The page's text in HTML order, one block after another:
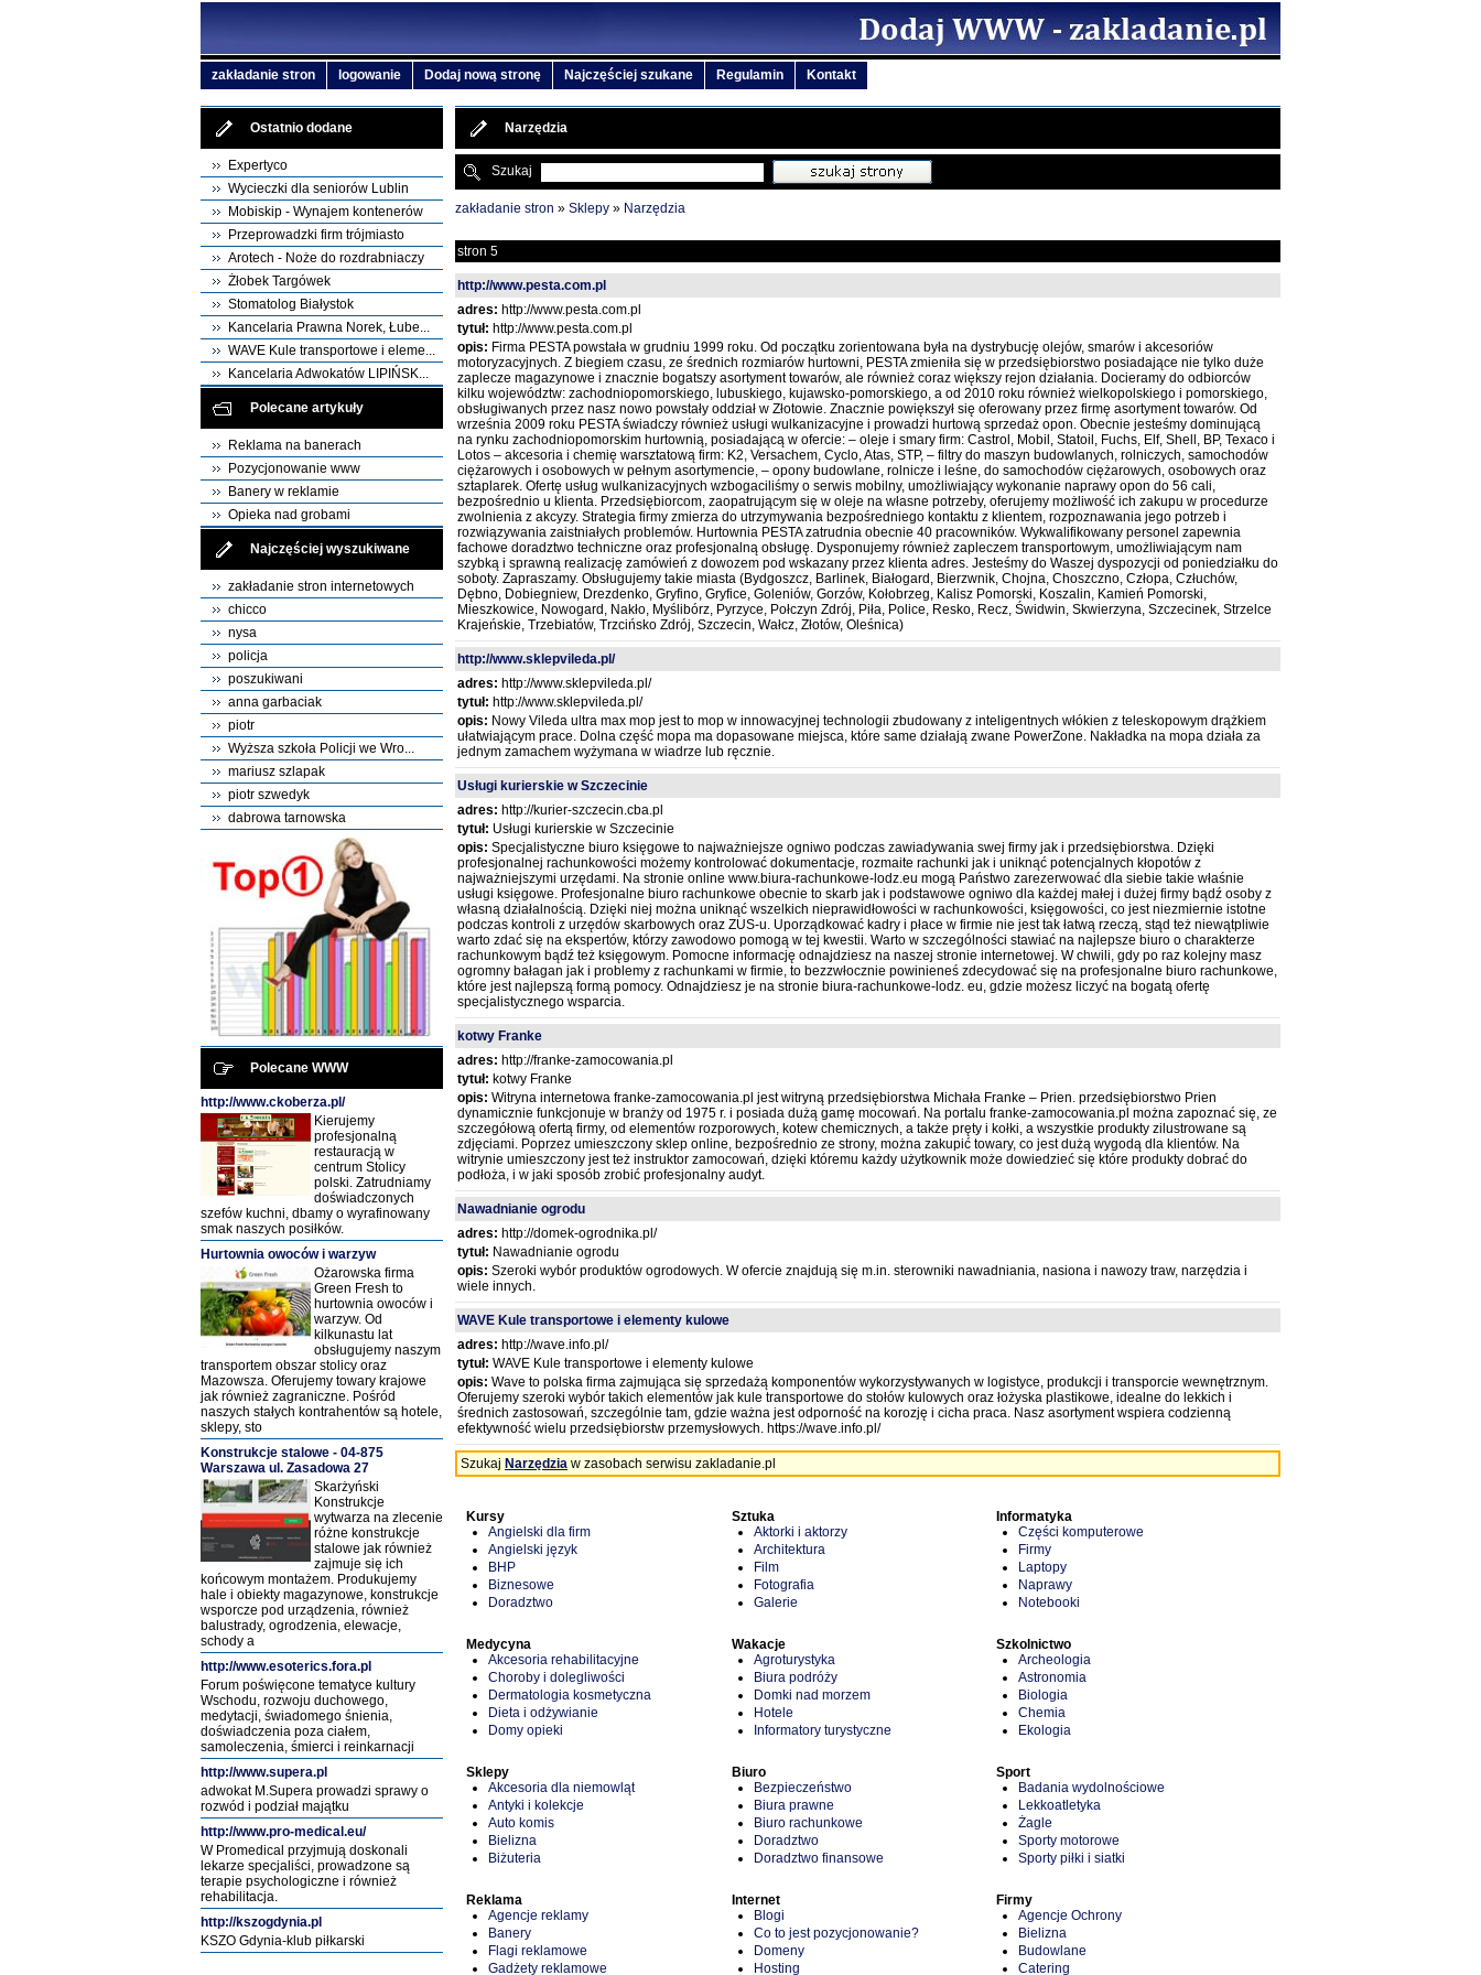
zakładanie stron logowanie Dodaj nową stronę Najczęściej szukane Regulamin Kontakt
Narzędzia
Szukaj
zakładanie stron » Sklepy » Narzędzia
stron 5
http://www.pesta.com.pl
adres: http://www.pesta.com.pl
tytuł: http://www.pesta.com.pl
opis: Firma PESTA powstała w grudniu 1999 roku. Od początku zorientowana była na dystrybucję olejów, smarów i akcesoriów
motoryzacyjnych. Z biegiem czasu, ze średnich rozmiarów hurtowni, PESTA zmieniła się w przedsiębiorstwo posiadające nie tylko duże
zaplecze magazynowe i znacznie bogatszy asortyment towarów, ale również coraz większy rejon działania. Docieramy do odbiorców
kilku województw: zachodniopomorskiego, lubuskiego, kujawsko-pomorskiego, a od 2010 roku również wielkopolskiego i pomorskiego,
obsługiwanych przez nasz nowo powstały oddział w Złotowie. Znacznie powiększył się oferowany przez firmę asortyment towarów. Od
września 2009 roku PESTA świadczy również usługi wulkanizacyjne i prowadzi hurtową sprzedaż opon. Obecnie jesteśmy dominującą
na rynku zachodniopomorskim hurtownią, posiadającą w ofercie: – oleje i smary firm: Castrol, Mobil, Statoil, Fuchs, Elf, Shell, BP, Texaco i
Lotos – akcesoria i chemię warsztatową firm: K2, Versachem, Cyclo, Atas, STP, – filtry do maszyn budowlanych, rolniczych, samochodów
ciężarowych i osobowych w pełnym asortymencie, – opony budowlane, rolnicze i leśne, do samochodów ciężarowych, osobowych oraz
sztaplarek. Ofertę usług wulkanizacyjnych wzbogaciliśmy o serwis mobilny, umożliwiający wykonanie naprawy opon do 56 cali,
bezpośrednio u klienta. Przedsiębiorcom, zaopatrującym się w oleje na własne potrzeby, oferujemy możliwość ich zakupu w procedurze
zwolnienia z akcyzy. Strategia firmy zmierza do utrzymywania bezpośredniego kontaktu z klientem, rozpoznawania jego potrzeb i
rozwiązywania zaistniałych problemów. Hurtownia PESTA zatrudnia obecnie 40 pracowników. Wykwalifikowany personel zapewnia
fachowe doradztwo techniczne oraz profesjonalną obsługę. Dysponujemy również zapleczem transportowym, umożliwiającym nam
szybką i sprawną realizację zamówień z dowozem pod wskazany przez klienta adres. Jesteśmy do Waszej dyspozycji od poniedziałku do
soboty. Zapraszamy. Obsługujemy takie miasta (Bydgoszcz, Barlinek, Białogard, Bierzwnik, Chojna, Choszczno, Człopa, Człuchów,
Dębno, Dobiegniew, Drezdenko, Gryfino, Gryfice, Goleniów, Gorzów, Kołobrzeg, Kalisz Pomorski, Koszalin, Kamień Pomorski,
Mieszkowice, Nowogard, Nakło, Myślibórz, Pyrzyce, Połczyn Zdrój, Piła, Police, Resko, Recz, Świdwin, Skwierzyna, Szczecinek, Strzelce
Krajeńskie, Trzebiatów, Trzcińsko Zdrój, Szczecin, Wałcz, Złotów, Oleśnica)
http://www.sklepvileda.pl/
adres: http://www.sklepvileda.pl/
tytuł: http://www.sklepvileda.pl/
opis: Nowy Vileda ultra max mop jest to mop w innowacyjnej technologii zbudowany z inteligentnych włókien z teleskopowym drążkiem
ułatwiającym prace. Dolna część mopa ma dopasowane miejsca, które same działają zwane PowerZone. Nakładka na mopa działa za
jednym zamachem wyżymana w wiadrze lub ręcznie.
Usługi kurierskie w Szczecinie
adres: http://kurier-szczecin.cba.pl
tytuł: Usługi kurierskie w Szczecinie
opis: Specjalistyczne biuro księgowe to najważniejsze ogniwo podczas zawiadywania swej firmy jak i przedsiębiorstwa. Dzięki
profesjonalnej rachunkowości możemy kontrolować dokumentacje, rozmaite rachunki jak i uniknąć potencjalnych kłopotów z
najważniejszymi urzędami. Na stronie online www.biura-rachunkowe-lodz.eu mogą Państwo zarezerwować dla siebie takie właśnie
usługi księgowe. Profesjonalne biuro rachunkowe obecnie to skarb jak i podstawowe ogniwo dla każdej małej i dużej firmy bądź osoby z
własną działalnością. Dzięki niej można uniknąć wszelkich nieprawidłowości w rachunkowości, księgowości, co jest niezmiernie istotne
podczas kontroli z urzędów skarbowych oraz ZUS-u. Uporządkować kadry i płace w firmie nie jest tak łatwą rzeczą, stąd też niewątpliwie
warto zdać się na ekspertów, którzy zawodowo pomogą w tej kwestii. Warto w szczególności stawiać na najlepsze biuro o charakterze
rachunkowym bądź też księgowym. Pomocne informację odnajdziesz na naszej stronie internetowej. W chwili, gdy po raz kolejny masz
ogromny bałagan jak i problemy z rachunkami w firmie, to bezzwłocznie powinieneś zdecydować się na profesjonalne biuro rachunkowe,
które jest najlepszą formą pomocy. Odnajdziesz je na stronie biura-rachunkowe-lodz. eu, gdzie możesz liczyć na bogatą ofertę
specjalistycznego wsparcia.
kotwy Franke
adres: http://franke-zamocowania.pl
tytuł: kotwy Franke
opis: Witryna internetowa franke-zamocowania.pl jest witryną przedsiębiorstwa Michała Franke – Prien. przedsiębiorstwo Prien
dynamicznie funkcjonuje w branży od 1975 r. i posiada dużą gamę mocowań. Na portalu franke-zamocowania.pl można zapoznać się, ze
szczegółową ofertą firmy, od elementów rozporowych, kotew chemicznych, a także pręty i kołki, a wszystkie produkty zilustrowane są
zdjęciami. Poprzez umieszczony sklep online, bezpośrednio ze strony, można zakupić towary, co jest dużą wygodą dla klientów. Na
witrynie umieszczony jest też instruktor zamocowań, dzięki któremu każdy użytkownik może dowiedzieć się które produkty dobrać do
podłoża, i w jaki sposób zrobić profesjonalny audyt.
Nawadnianie ogrodu
adres: http://domek-ogrodnika.pl/
tytuł: Nawadnianie ogrodu
opis: Szeroki wybór produktów ogrodowych. W ofercie znajdują się m.in. sterowniki nawadniania, nasiona i nawozy traw, narzędzia i
wiele innych.
WAVE Kule transportowe i elementy kulowe
adres: http://wave.info.pl/
tytuł: WAVE Kule transportowe i elementy kulowe
opis: Wave to polska firma zajmująca się sprzedażą komponentów wykorzystywanych w logistyce, produkcji i transporcie wewnętrznym.
Oferujemy szeroki wybór takich elementów jak kule transportowe do stołów kulowych oraz łożyska plastikowe, idealne do lekkich i
średnich zastosowań, szczególnie tam, gdzie ważna jest odporność na korozję i cicha praca. Nasz asortyment wspiera codzienną
efektywność wielu przedsiębiorstw przemysłowych. https://wave.info.pl/
Szukaj Narzędzia w zasobach serwisu zakladanie.pl
Kursy
Angielski dla firm
Angielski język
BHP
Biznesowe
Doradztwo
Sztuka
Aktorki i aktorzy
Architektura
Film
Fotografia
Galerie
Informatyka
Części komputerowe
Firmy
Laptopy
Naprawy
Notebooki
Medycyna
Akcesoria rehabilitacyjne
Choroby i dolegliwości
Dermatologia kosmetyczna
Dieta i odżywianie
Domy opieki
Wakacje
Agroturystyka
Biura podróży
Domki nad morzem
Hotele
Informatory turystyczne
Szkolnictwo
Archeologia
Astronomia
Biologia
Chemia
Ekologia
Sklepy
Akcesoria dla niemowląt
Antyki i kolekcje
Auto komis
Bielizna
Biżuteria
Biuro
Bezpieczeństwo
Biura prawne
Biuro rachunkowe
Doradztwo
Doradztwo finansowe
Sport
Badania wydolnościowe
Lekkoatletyka
Żagle
Sporty motorowe
Sporty piłki i siatki
Reklama
Agencje reklamy
Banery
Flagi reklamowe
Gadżety reklamowe
Internet
Blogi
Co to jest pozycjonowanie?
Domeny
Hosting
Firmy
Agencje Ochrony
Bielizna
Budowlane
Catering
Ostatnio dodane
Expertyco
Wycieczki dla seniorów Lublin
Mobiskip - Wynajem kontenerów
Przeprowadzki firm trójmiasto
Arotech - Noże do rozdrabniaczy
Żłobek Targówek
Stomatolog Białystok
Kancelaria Prawna Norek, Łube...
WAVE Kule transportowe i eleme...
Kancelaria Adwokatów LIPIŃSK...
Polecane artykuły
Reklama na banerach
Pozycjonowanie www
Banery w reklamie
Opieka nad grobami
Najczęściej wyszukiwane
zakładanie stron internetowych
chicco
nysa
policja
poszukiwani
anna garbaciak
piotr
Wyższa szkoła Policji we Wro...
mariusz szlapak
piotr szwedyk
dabrowa tarnowska
Polecane WWW
http://www.ckoberza.pl/
Kierujemy
profesjonalną
restauracją w
centrum Stolicy
polski. Zatrudniamy
doświadczonych
szefów kuchni, dbamy o wyrafinowany
smak naszych posiłków.
Hurtownia owoców i warzyw
Ożarowska firma
Green Fresh to
hurtownia owoców i
warzyw. Od
kilkunastu lat
obsługujemy naszym
transportem obszar stolicy oraz
Mazowsza. Oferujemy towary krajowe
jak również zagraniczne. Pośród
naszych stałych kontrahentów są hotele,
sklepy, sto
Konstrukcje stalowe - 04-875
Warszawa ul. Zasadowa 27
Skarżyński
Konstrukcje
wytwarza na zlecenie
różne konstrukcje
stalowe jak również
zajmuje się ich
końcowym montażem. Produkujemy
hale i obiekty magazynowe, konstrukcje
wsporcze pod urządzenia, również
balustrady, ogrodzenia, elewacje,
schody a
http://www.esoterics.fora.pl
Forum poświęcone tematyce kultury
Wschodu, rozwoju duchowego,
medytacji, świadomego śnienia,
doświadczenia poza ciałem,
samoleczenia, śmierci i reinkarnacji
http://www.supera.pl
adwokat M.Supera prowadzi sprawy o
rozwód i podział majątku
http://www.pro-medical.eu/
W Promedical przyjmują doskonali
lekarze specjaliści, prowadzone są
terapie psychologiczne i również
rehabilitacja.
http://kszogdynia.pl
KSZO Gdynia-klub piłkarski